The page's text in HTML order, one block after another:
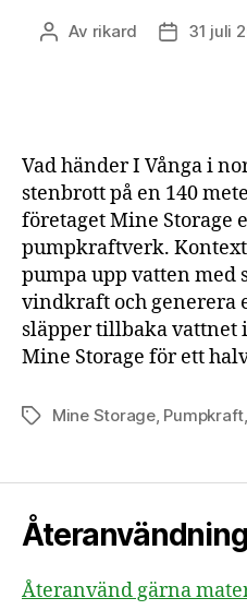
Inläggsförfattare
Av rikard 31 juli
Vad händer I Vånga i
stenbrott på en 140
företaget Mine Storage
pumpkraftverk.
pumpa upp vatten med
vindkraft och generera
släpper tillbaka vattnet
Mine Storage för ett
EtiketterMine Storage, Pumpkraft,
Återanvändning
Återanvänd gärna